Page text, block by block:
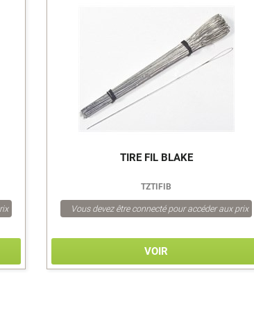
TIRE FIL BLAKE
TZTIFIB
Vous devez être connecté pour accéder aux prix
VOIR